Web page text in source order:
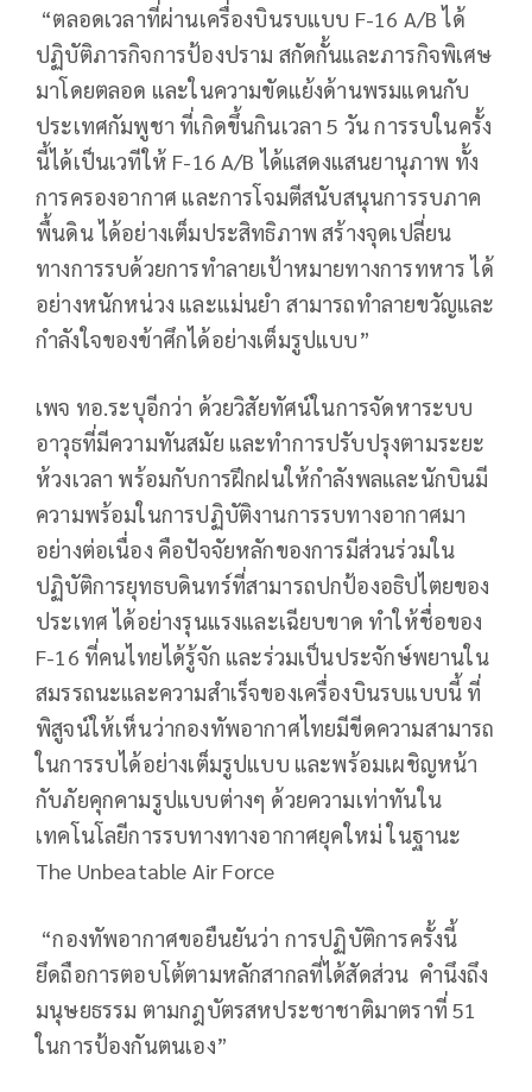
“ตลอดเวลาที่ผ่านเครื่องบินรบแบบ F-16 A/B ได้
ปฏิบัติภารกิจการป้องปราม สกัดกั้นและภารกิจพิเศษ
มาโดยตลอด และในความขัดแย้งด้านพรมแดนกับ
ประเทศกัมพูชา ที่เกิดขึ้นกินเวลา 5 วัน การรบในครั้ง
นี้ได้เป็นเวทีให้ F-16 A/B ได้แสดงแสนยานุภาพ ทั้ง
การครองอากาศ และการโจมตีสนับสนุนการรบภาค
พื้นดิน ได้อย่างเต็มประสิทธิภาพ สร้างจุดเปลี่ยน
ทางการรบด้วยการทำลายเป้าหมายทางการทหาร ได้
อย่างหนักหน่วง และแม่นยำ สามารถทำลายขวัญและ
กำลังใจของข้าศึกได้อย่างเต็มรูปแบบ”
เพจ ทอ.ระบุอีกว่า ด้วยวิสัยทัศน์ในการจัดหาระบบ
อาวุธที่มีความทันสมัย และทำการปรับปรุงตามระยะ
ห้วงเวลา พร้อมกับการฝึกฝนให้กำลังพลและนักบินมี
ความพร้อมในการปฏิบัติงานการรบทางอากาศมา
อย่างต่อเนื่อง คือปัจจัยหลักของการมีส่วนร่วมใน
ปฏิบัติการยุทธบดินทร์ที่สามารถปกป้องอธิปไตยของ
ประเทศ ได้อย่างรุนแรงและเฉียบขาด ทำให้ชื่อของ
F-16 ที่คนไทยได้รู้จัก และร่วมเป็นประจักษ์พยานใน
สมรรถนะและความสำเร็จของเครื่องบินรบแบบนี้ ที่
พิสูจน์ให้เห็นว่ากองทัพอากาศไทยมีขีดความสามารถ
ในการรบได้อย่างเต็มรูปแบบ และพร้อมเผชิญหน้า
กับภัยคุกคามรูปแบบต่างๆ ด้วยความเท่าทันใน
เทคโนโลยีการรบทางทางอากาศยุคใหม่ ในฐานะ
The Unbeatable Air Force
“กองทัพอากาศขอยืนยันว่า การปฏิบัติการครั้งนี้
ยึดถือการตอบโต้ตามหลักสากลที่ได้สัดส่วน คำนึงถึง
มนุษยธรรม ตามกฎบัตรสหประชาชาติมาตราที่ 51
ในการป้องกันตนเอง”